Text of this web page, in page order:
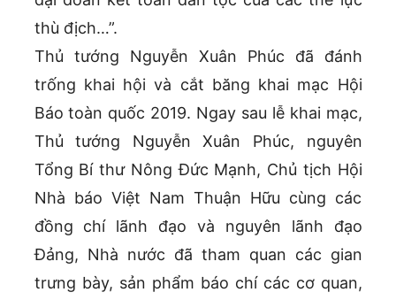
thù địch…”.
Thủ tướng Nguyễn Xuân Phúc đã đánh
trống khai hội và cắt băng khai mạc Hội
Báo toàn quốc 2019. Ngay sau lễ khai mạc,
Thủ tướng Nguyễn Xuân Phúc, nguyên
Tổng Bí thư Nông Đức Mạnh, Chủ tịch Hội
Nhà báo Việt Nam Thuận Hữu cùng các
đồng chí lãnh đạo và nguyên lãnh đạo
Đảng, Nhà nước đã tham quan các gian
trưng bày, sản phẩm báo chí các cơ quan,